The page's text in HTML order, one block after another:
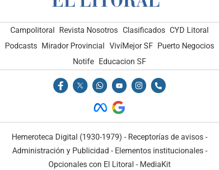
Campolitoral Revista Nosotros Clasificados CYD Litoral
Podcasts Mirador Provincial VivíMejor SF Puerto Negocios
Notife
Educacion SF
Hemeroteca Digital (1930-1979) - Receptorías de avisos -
Administración y Publicidad - Elementos institucionales-
Opcionales con El Litoral - MediaKit